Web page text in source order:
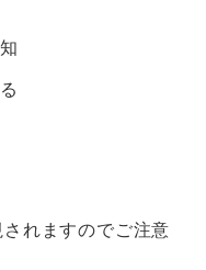
れますのでご注意